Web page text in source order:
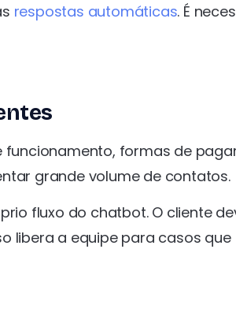
respostas automáticas. É
funcionamento, formas de
grande volume de contatos.
fluxo do chatbot. O cliente
libera a equipe para casos que